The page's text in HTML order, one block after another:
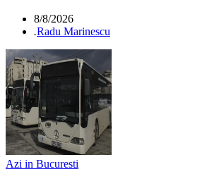
8/8/2026
.Radu Marinescu
Azi in Bucuresti